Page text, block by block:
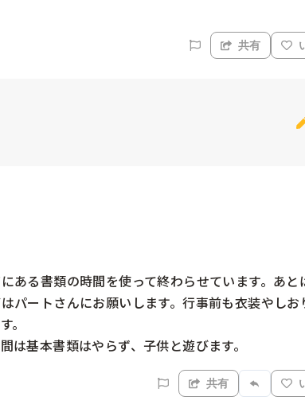
共有
ある書類の時間を使って終わらせています。あと
パートさんにお願いします。行事前も衣装やしお
。
は基本書類はやらず、子供と遊びます。
共有